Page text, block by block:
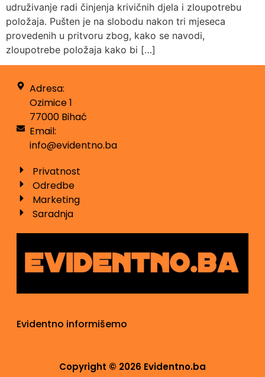
udruživanje radi činjenja krivičnih djela i zloupotrebu
položaja. Pušten je na slobodu nakon tri mjeseca
provedenih u pritvoru zbog, kako se navodi,
zloupotrebe položaja kako bi […]
Adresa:
Ozimice 1
77000 Bihać
Email:
info@evidentno.ba
Privatnost
Odredbe
Marketing
Saradnja
Evidentno informišemo
Copyright © 2026 Evidentno.ba